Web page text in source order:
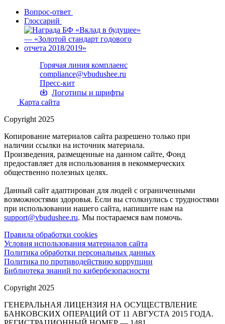
Вопрос-ответ
Глоссарий
Горячая линия комплаенс
compliance@vbudushee.ru
Пресс-кит
Логотипы и шрифты
Карта сайта
Copyright 2025
Копирование материалов сайта разрешено только при
наличии ссылки на источник материала.
Произведения, размещенные на данном сайте, Фонд
предоставляет для использования в некоммерческих
общественно полезных целях.
Данный сайт адаптирован для людей с ограниченными
возможностями здоровья. Если вы столкнулись с трудностями
при использовании нашего сайта, напишите нам на
support@vbudushee.ru. Мы постараемся вам помочь.
Правила обработки cookies
Условия использования материалов сайта
Политика обработки персональных данных
Политика по противодействию коррупции
Библиотека знаний по кибербезопасности
Copyright 2025
ГЕНЕРАЛЬНАЯ ЛИЦЕНЗИЯ НА ОСУЩЕСТВЛЕНИЕ
БАНКОВСКИХ ОПЕРАЦИЙ ОТ 11 АВГУСТА 2015 ГОДА.